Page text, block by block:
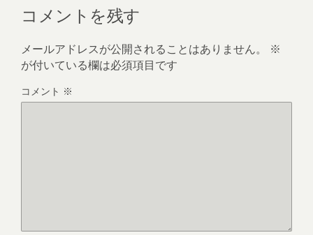
コメントを残す
メールアドレスが公開されることはありません。
※
が付いている欄は必須項目です
コメント ※